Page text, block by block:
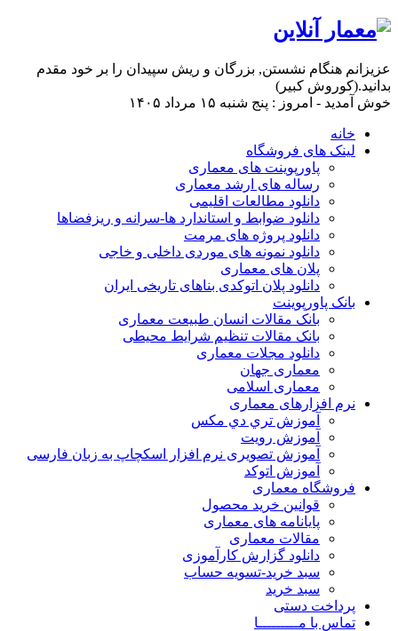
عزیزانم هنگام نشستن, بزرگان و ریش سپیدان را بر خود مقدم
بدانید.(کوروش کبیر)
خوش آمدید - امروز : پنج شنبه ۱۵ مرداد ۱۴۰۵
خانه
لینک های فروشگاه
پاورپوینت های معماری
رساله های ارشد معماری
دانلود مطالعات اقلیمی
دانلود ضوابط و استاندارد ها-سرانه و ریزفضاها
دانلود پروژه های مرمت
دانلود نمونه های موردی داخلی و خاجی
پلان های معماری
دانلود پلان اتوکدی بناهای تاریخی ایران
بانک پاورپوینت
بانک مقالات انسان طبیعت معماری
بانک مقالات تنظیم شرایط محیطی
دانلود مجلات معماری
معماری جهان
معماری اسلامی
نرم افزارهای معماری
آﻣﻮزش ﺗﺮي دي ﻣﮑﺲ
آموزش رویت
آموزش تصویری نرم افزار اسکچاپ به زبان فارسی
آموزش اتوکد
فروشگاه معماری
قوانین خرید محصول
پایانامه های معماری
مقالات معماری
دانلود گزارش کارآموزی
سبد خرید-تسویه حساب
سبد خرید
پرداخت دستی
تماس با مـــــــــا